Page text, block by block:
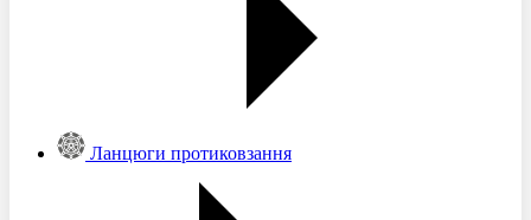
Ланцюги протиковзання